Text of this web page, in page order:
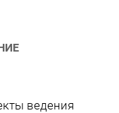
ведения